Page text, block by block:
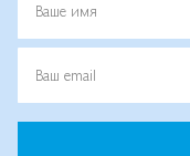
Ваше имя
Ваш email